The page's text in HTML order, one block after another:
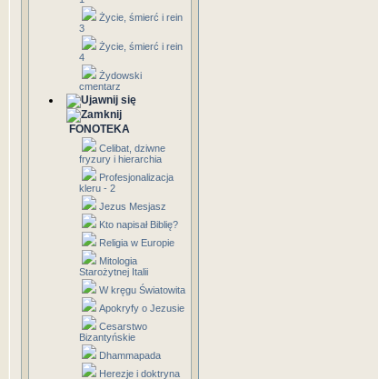
Życie, śmierć i rein
3
Życie, śmierć i rein
4
Żydowski
cmentarz
FONOTEKA
Celibat, dziwne
fryzury i hierarchia
Profesjonalizacja
kleru - 2
Jezus Mesjasz
Kto napisał Biblię?
Religia w Europie
Mitologia
Starożytnej Italii
W kręgu Światowita
Apokryfy o Jezusie
Cesarstwo
Bizantyńskie
Dhammapada
Herezje i doktryna